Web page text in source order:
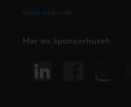
Skapa ett ärende
Mer av Sponsorhuset